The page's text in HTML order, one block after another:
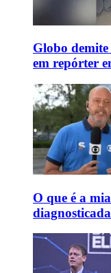
Globo
em repórter
O que é a